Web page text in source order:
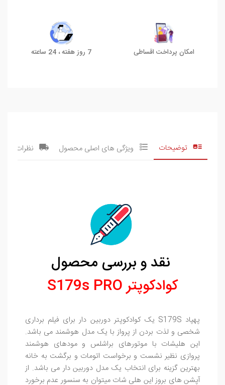
امکان پرداخت اقساطی 7 روز هفته ، 24 ساعته
توضیحات ویژگی های اصلی محصول نظرات
نقد و بررسی محصول
کوادکوپتر S179s PRO
پهپاد S179S یک کوادکوپتر دوربین دار برای فیلم برداری
شخصی و لذت بردن از پرواز با یک مدل هوشمند می باشد.
این هلیشات با موتورهای براشلس و مودهای هوشمند
پروازی نظیر نشست و برخواست اتومات و برگشت به خانه
بهترین گزینه برای انتخاب یک مدل دوربین دار می باشد. از
آپشن های بروز این هلی شات میتوان به سنسور عدم برخورد